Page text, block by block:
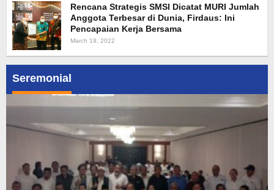
Seremonial
Rencana Strategis SMSI Dicatat MURI Jumlah
Anggota Terbesar di Dunia, Firdaus: Ini
Pencapaian Kerja Bersama
March 19, 2022